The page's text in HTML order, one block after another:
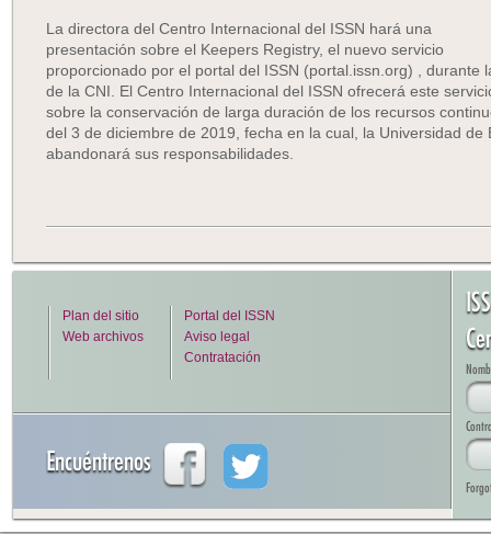
La directora del Centro Internacional del ISSN hará una
presentación sobre el Keepers Registry, el nuevo servicio
proporcionado por el portal del ISSN (portal.issn.org) , durante
de la CNI. El Centro Internacional del ISSN ofrecerá este
sobre la conservación de larga duración de los recursos
del 3 de diciembre de 2019, fecha en la cual, la Universidad
abandonará sus responsabilidades.
Plan del sitio
Web archivos
Portal del ISSN
Aviso legal
Contratación
Encuéntrenos